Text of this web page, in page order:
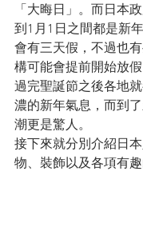
「大晦日」。而日本
到1月1日之間都是新
會有三天假，不過也
構可能會提前開始放
過完聖誕節之後各地
濃的新年氣息，而到
潮更是驚人。
接下來就分別介紹日
物、裝飾以及各項有趣